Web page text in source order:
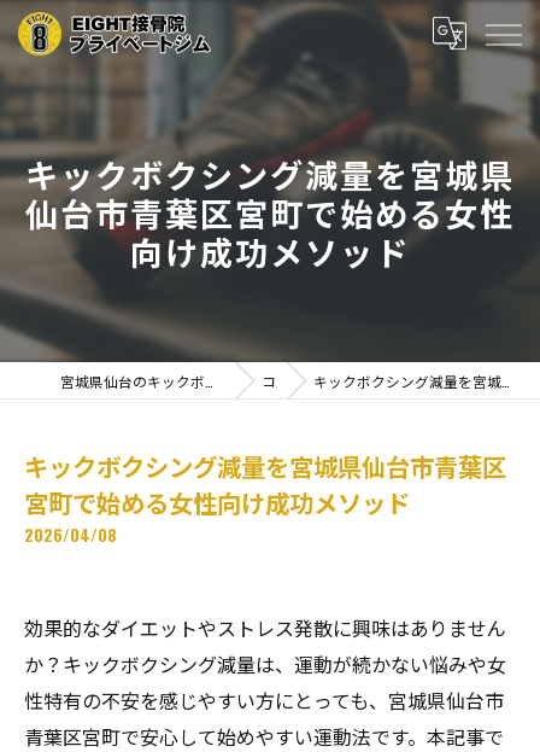
キックボクシング減量を宮城県
仙台市青葉区宮町で始める女性
向け成功メソッド
コラム キックボクシング減量を宮城県仙台市青葉区宮町で始める女性向け成功メソッド
キックボクシング減量を宮城県仙台市青葉区
宮町で始める女性向け成功メソッド
2026/04/08
効果的なダイエットやストレス発散に興味はありません
か？キックボクシング減量は、運動が続かない悩みや女
性特有の不安を感じやすい方にとっても、宮城県仙台市
青葉区宮町で安心して始めやすい運動法です。本記事で